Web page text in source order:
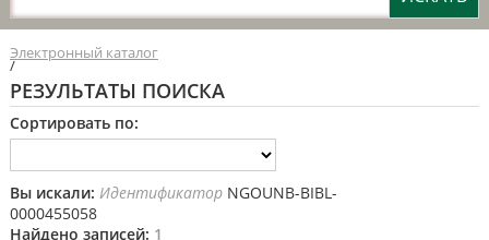
Электронный каталог
/
РЕЗУЛЬТАТЫ ПОИСКА
Сортировать по:
Вы искали: ИдентификаторNGOUNB-BIBL-
0000455058
Найдено записей: 1